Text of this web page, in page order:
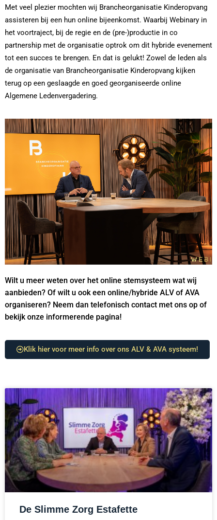
Met veel plezier mochten wij Brancheorganisatie Kinderopvang
assisteren bij een hun online bijeenkomst. Waarbij Webinary in
het voortraject, bij de regie en de (pre-)productie in co
partnership met de organisatie optrok om dit hybride evenement
tot een succes te brengen. En dat is gelukt! Zowel de leden als
de organisatie van Brancheorganisatie Kinderopvang kijken
terug op een geslaagde en goed georganiseerde online
Algemene Ledenvergadering.
Wilt u meer weten over het online stemsysteem wat wij
aanbieden? Of wilt u ook een online/hybride ALV of AVA
organiseren? Neem dan telefonisch contact met ons op of
bekijk onze informerende pagina!
Klik hier voor meer info over ons ALV & AVA systeem!
De Slimme Zorg Estafette